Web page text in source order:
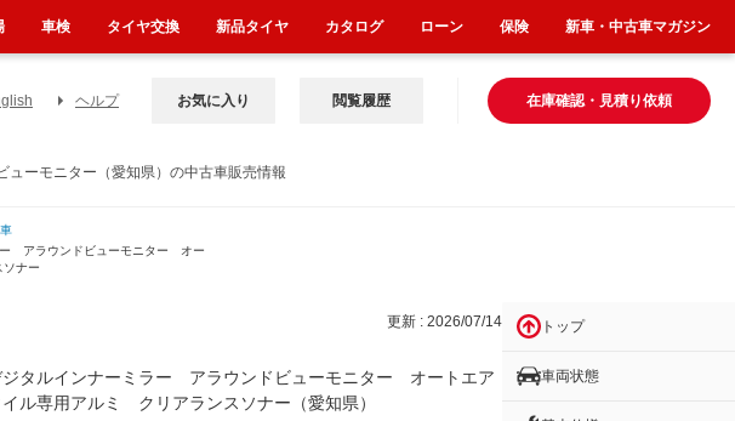
ーモニター（愛知県）の中古車販売情報
ヘルプ 在庫確認・見積り依頼
お気に入り 閲覧履歴
ー アラウンドビューモニター オー
ナー
更新 : 2026/07/14
タルインナーミラー アラウンドビューモニター オートエア
専用アルミ クリアランスソナー（愛知県）
トップ
車両状態
車検 タイヤ交換 新品タイヤ カタログ ローン 保険 新車・中古車マガジン